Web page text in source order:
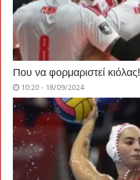
Που να φορμαριστεί κιόλας!
10:20 - 18/09/2024